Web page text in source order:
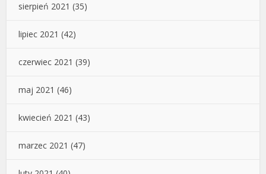
sierpień 2021 (35)
lipiec 2021 (42)
czerwiec 2021 (39)
maj 2021 (46)
kwiecień 2021 (43)
marzec 2021 (47)